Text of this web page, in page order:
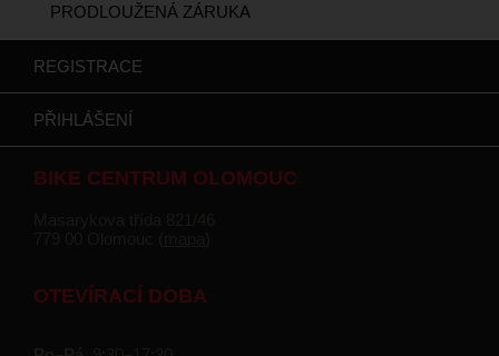
PRODLOUŽENÁ ZÁRUKA
REGISTRACE
PŘIHLÁŠENÍ
BIKE CENTRUM OLOMOUC
OTEVÍRACÍ DOBA